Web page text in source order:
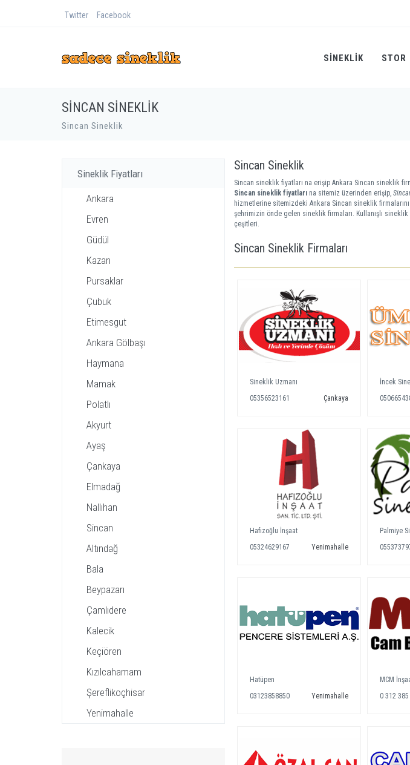
Twitter Facebook
SINEKLIK STOR
SINCAN SINEKLIK
Sincan Sineklik
Sineklik Fiyatları
Ankara
Evren
Güdül
Kazan
Pursaklar
Çubuk
Etimesgut
Ankara Gölbaşı
Haymana
Mamak
Polatlı
Akyurt
Ayaş
Çankaya
Elmadağ
Nallıhan
Sincan
Altındağ
Bala
Beypazarı
Çamlıdere
Kalecik
Keçiören
Kızılcahamam
Şereflikoçhisar
Yenimahalle
Sincan Sineklik
Sincan sineklik fiyatları na erişip Ankara Sincan sineklik
Sincan sineklik fiyatları na sitemiz üzerinden erişip,
hizmetlerine sitemizdeki Ankara Sincan sineklik
şehrimizin önde gelen sineklik firmaları. Kullanışlı
çeşitleri.
Sincan Sineklik Firmaları
Sineklik Uzmanı
05356523161
Çankaya
İncek
Hafızoğlu İnşaat
05324629167
Yenimahalle
Palmiye
Hatüpen
03123858850
Yenimahalle
MCM
0 312